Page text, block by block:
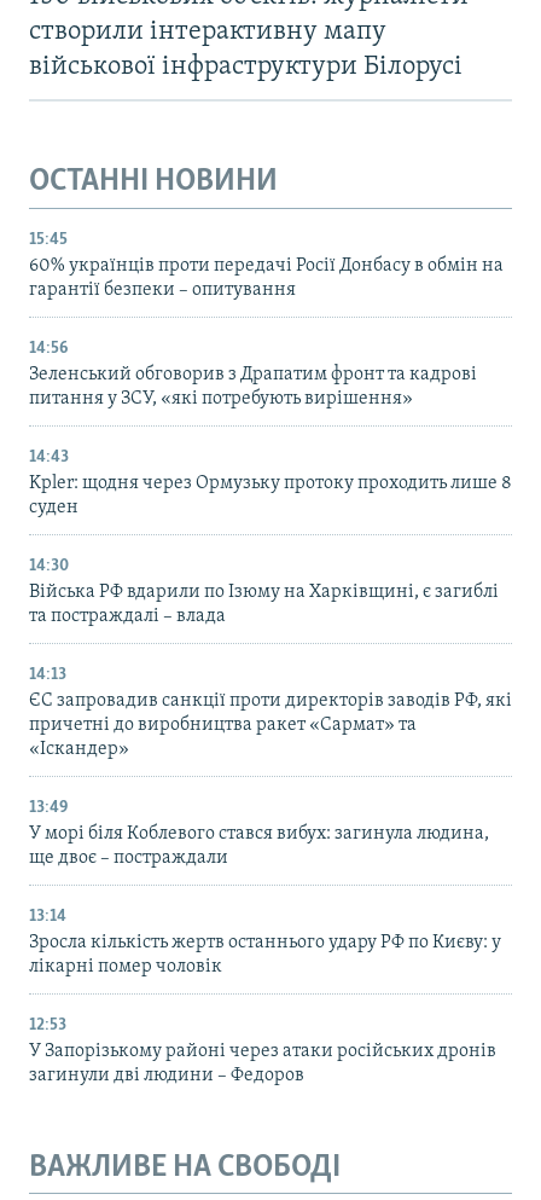
створили інтерактивну мапу
військової інфраструктури Білорусі
ОСТАННІ НОВИНИ
15:45
60% українців проти передачі Росії Донбасу в обмін на
гарантії безпеки – опитування
14:56
Зеленський обговорив з Драпатим фронт та кадрові
питання у ЗСУ, «які потребують вирішення»
14:43
Kpler: щодня через Ормузьку протоку проходить лише 8
суден
14:30
Війська РФ вдарили по Ізюму на Харківщині, є загиблі
та постраждалі – влада
14:13
ЄС запровадив санкції проти директорів заводів РФ, які
причетні до виробництва ракет «Сармат» та
«Іскандер»
13:49
У морі біля Коблевого стався вибух: загинула людина,
ще двоє – постраждали
13:14
Зросла кількість жертв останнього удару РФ по Києву: у
лікарні помер чоловік
12:53
У Запорізькому районі через атаки російських дронів
загинули дві людини – Федоров
ВАЖЛИВЕ НА СВОБОДІ